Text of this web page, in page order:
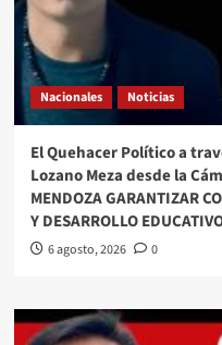
Nacionales Noticias
El Quehacer Político a
Lozano Meza desde la
MENDOZA GARANTIZAR
Y DESARROLLO
6 agosto, 2026 0